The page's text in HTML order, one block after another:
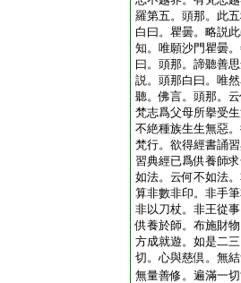
羅第五。頭那。此
白曰。瞿曇。略説
知。唯願沙門瞿曇
曰。頭那。諦聽善
説。頭那白曰。唯
聽。佛言。頭那。
梵志爲父母所擧受
不絶種族生生無惡
梵行。欲得經書誦
習典經已爲供養師
如法。云何不如法
算非數非印。非手
非以刀杖。非王從
供養於師。布施財
方成就遊。如是二
切。心與慈倶。無
無量善修。遍滿一